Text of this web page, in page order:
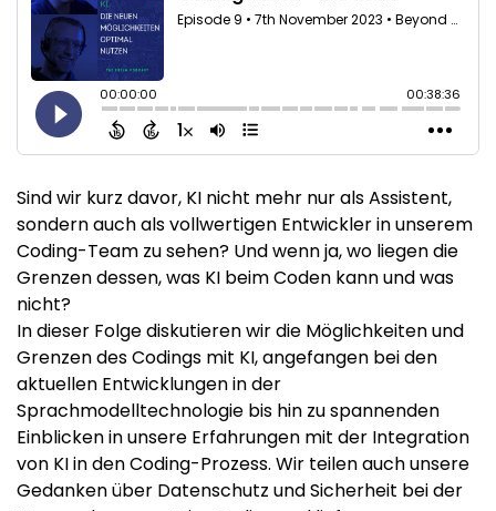
Sind wir kurz davor, KI nicht mehr nur als Assistent,
sondern auch als vollwertigen Entwickler in unserem
Coding-Team zu sehen? Und wenn ja, wo liegen die
Grenzen dessen, was KI beim Coden kann und was
nicht?
In dieser Folge diskutieren wir die Möglichkeiten und
Grenzen des Codings mit KI, angefangen bei den
aktuellen Entwicklungen in der
Sprachmodelltechnologie bis hin zu spannenden
Einblicken in unsere Erfahrungen mit der Integration
von KI in den Coding-Prozess. Wir teilen auch unsere
Gedanken über Datenschutz und Sicherheit bei der